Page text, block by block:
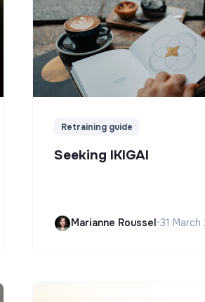
Retraining guide
Seeking IKIGAI
Marianne Roussel•31